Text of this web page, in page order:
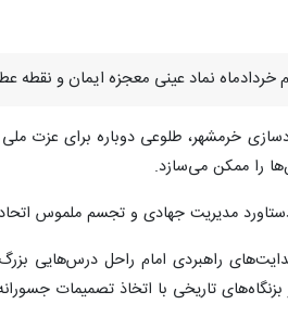
خردادماه نماد عینی معجزه ایمان و نقطه
را ممکن می‌سازد.
مدیریت جهادی و تجسم ملموس
راهبردی امام راحل درس‌هایی
تاریخی با اتخاذ تصمیمات